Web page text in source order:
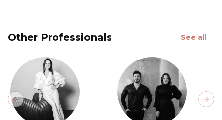
Other Professionals See all
Previous slide